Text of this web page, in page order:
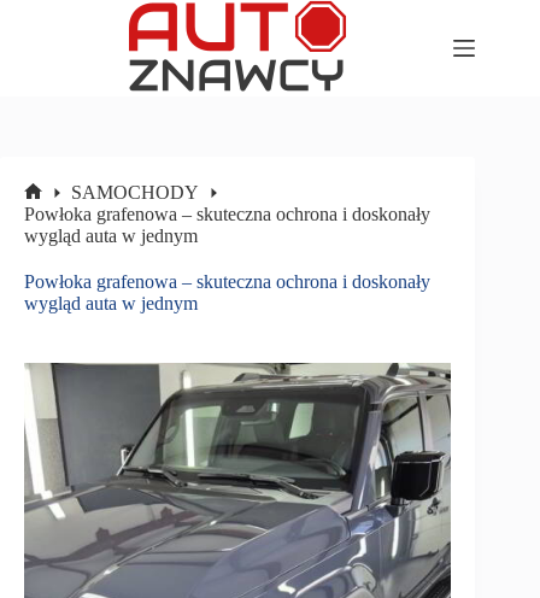
Strona
główna
SAMOCHODY
Powłoka grafenowa – skuteczna ochrona i doskonały
wygląd auta w jednym
Powłoka grafenowa – skuteczna ochrona i doskonały
wygląd auta w jednym